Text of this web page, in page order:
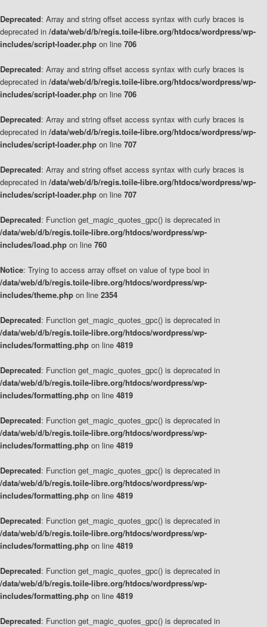
Deprecated: Array and string offset access syntax with curly braces is
deprecated in /data/web/d/b/regis.toile-libre.org/htdocs/wordpress/wp-
includes/script-loader.php on line 706
Deprecated: Array and string offset access syntax with curly braces is
deprecated in /data/web/d/b/regis.toile-libre.org/htdocs/wordpress/wp-
includes/script-loader.php on line 706
Deprecated: Array and string offset access syntax with curly braces is
deprecated in /data/web/d/b/regis.toile-libre.org/htdocs/wordpress/wp-
includes/script-loader.php on line 707
Deprecated: Array and string offset access syntax with curly braces is
deprecated in /data/web/d/b/regis.toile-libre.org/htdocs/wordpress/wp-
includes/script-loader.php on line 707
Deprecated: Function get_magic_quotes_gpc() is deprecated in
/data/web/d/b/regis.toile-libre.org/htdocs/wordpress/wp-
includes/load.php on line 760
Notice: Trying to access array offset on value of type bool in
/data/web/d/b/regis.toile-libre.org/htdocs/wordpress/wp-
includes/theme.php on line 2354
Deprecated: Function get_magic_quotes_gpc() is deprecated in
/data/web/d/b/regis.toile-libre.org/htdocs/wordpress/wp-
includes/formatting.php on line 4819
Deprecated: Function get_magic_quotes_gpc() is deprecated in
/data/web/d/b/regis.toile-libre.org/htdocs/wordpress/wp-
includes/formatting.php on line 4819
Deprecated: Function get_magic_quotes_gpc() is deprecated in
/data/web/d/b/regis.toile-libre.org/htdocs/wordpress/wp-
includes/formatting.php on line 4819
Deprecated: Function get_magic_quotes_gpc() is deprecated in
/data/web/d/b/regis.toile-libre.org/htdocs/wordpress/wp-
includes/formatting.php on line 4819
Deprecated: Function get_magic_quotes_gpc() is deprecated in
/data/web/d/b/regis.toile-libre.org/htdocs/wordpress/wp-
includes/formatting.php on line 4819
Deprecated: Function get_magic_quotes_gpc() is deprecated in
/data/web/d/b/regis.toile-libre.org/htdocs/wordpress/wp-
includes/formatting.php on line 4819
Deprecated: Function get_magic_quotes_gpc() is deprecated in